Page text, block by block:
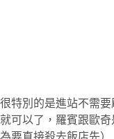
很特別的是進站不需
就可以了，羅賓跟歐
為要直接殺去飯店先）